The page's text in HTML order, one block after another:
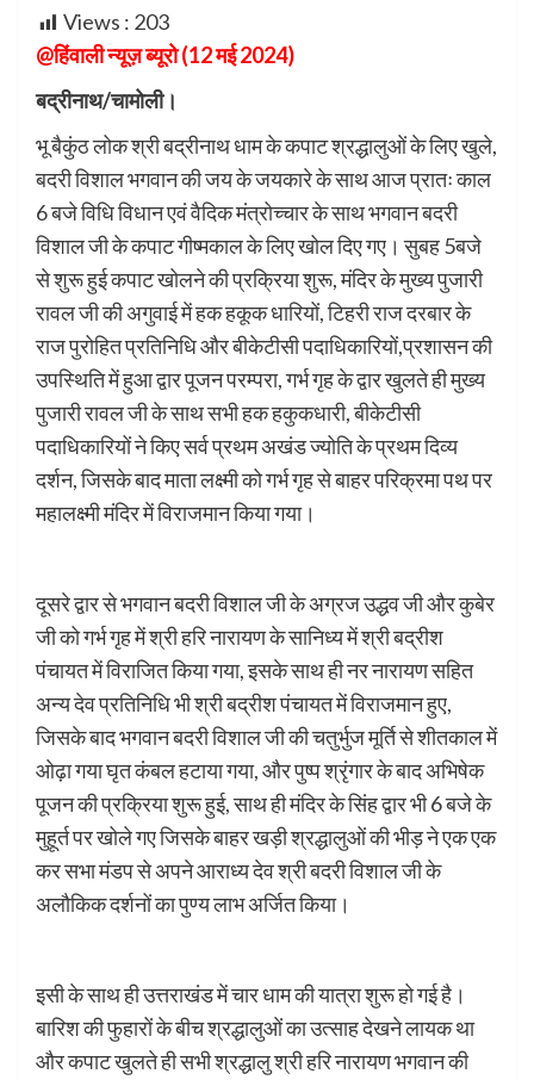
Views : 203
@हिंवाली न्यूज़ ब्यूरो (12 मई 2024)
बद्रीनाथ/चामोली।
भू बैकुंठ लोक श्री बद्रीनाथ धाम के कपाट श्रद्धालुओं के लिए खुले,
बदरी विशाल भगवान की जय के जयकारे के साथ आज प्रातः काल
6 बजे विधि विधान एवं वैदिक मंत्रोच्चार के साथ भगवान बदरी
विशाल जी के कपाट गीष्मकाल के लिए खोल दिए गए। सुबह 5बजे
से शुरू हुई कपाट खोलने की प्रक्रिया शुरू, मंदिर के मुख्य पुजारी
रावल जी की अगुवाई में हक हकूक धारियों, टिहरी राज दरबार के
राज पुरोहित प्रतिनिधि और बीकेटीसी पदाधिकारियों,प्रशासन की
उपस्थिति में हुआ द्वार पूजन परम्परा, गर्भ गृह के द्वार खुलते ही मुख्य
पुजारी रावल जी के साथ सभी हक हकुकधारी, बीकेटीसी
पदाधिकारियों ने किए सर्व प्रथम अखंड ज्योति के प्रथम दिव्य
दर्शन, जिसके बाद माता लक्ष्मी को गर्भ गृह से बाहर परिक्रमा पथ पर
महालक्ष्मी मंदिर में विराजमान किया गया।
दूसरे द्वार से भगवान बदरी विशाल जी के अग्रज उद्धव जी और कुबेर
जी को गर्भ गृह में श्री हरि नारायण के सानिध्य में श्री बद्रीश
पंचायत में विराजित किया गया, इसके साथ ही नर नारायण सहित
अन्य देव प्रतिनिधि भी श्री बद्रीश पंचायत में विराजमान हुए,
जिसके बाद भगवान बदरी विशाल जी की चतुर्भुज मूर्ति से शीतकाल में
ओढ़ा गया घृत कंबल हटाया गया, और पुष्प श्रृंगार के बाद अभिषेक
पूजन की प्रक्रिया शुरू हुई, साथ ही मंदिर के सिंह द्वार भी 6 बजे के
मुहूर्त पर खोले गए जिसके बाहर खड़ी श्रद्धालुओं की भीड़ ने एक एक
कर सभा मंडप से अपने आराध्य देव श्री बदरी विशाल जी के
अलौकिक दर्शनों का पुण्य लाभ अर्जित किया।
इसी के साथ ही उत्तराखंड में चार धाम की यात्रा शुरू हो गई है।
बारिश की फुहारों के बीच श्रद्धालुओं का उत्साह देखने लायक था
और कपाट खुलते ही सभी श्रद्धालु श्री हरि नारायण भगवान की